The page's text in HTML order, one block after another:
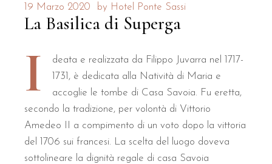
19 Marzo 2020 by Hotel Ponte Sassi
La Basilica di Superga
I
deata e realizzata da Filippo Juvarra nel 1717-
1731, è dedicata alla Natività di Maria e
accoglie le tombe di Casa Savoia. Fu eretta,
secondo la tradizione, per volontà di Vittorio
Amedeo II a compimento di un voto dopo la vittoria
del 1706 sui francesi. La scelta del luogo doveva
sottolineare la dignità regale di casa Savoia